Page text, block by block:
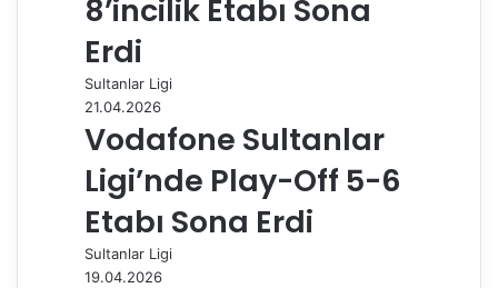
8’incilik Etabı Sona
Erdi
Sultanlar Ligi
21.04.2026
Vodafone Sultanlar
Ligi’nde Play-Off 5-6
Etabı Sona Erdi
Sultanlar Ligi
19.04.2026